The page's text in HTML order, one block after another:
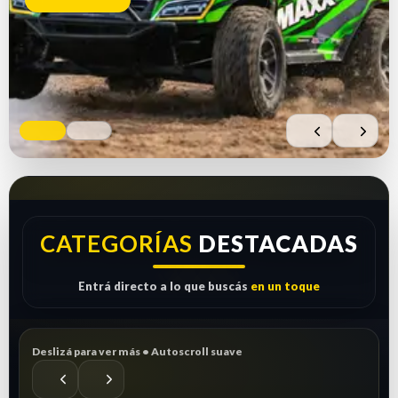
Comprar ahora Ver repuestos
CATEGORÍAS DESTACADAS
Entrá directo a lo que buscás en un toque
Deslizá para ver más • Autoscroll suave